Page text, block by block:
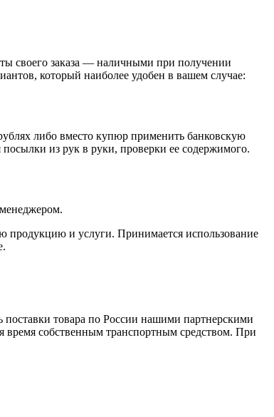
своего заказа — наличными при получении
который наиболее удобен в вашем случае:
либо вместо купюр применить банковскую
посылки из рук в руки, проверки ее содержимого.
продукцию и услуги. Принимается использование
товара по России нашими партнерскими
время собственным транспортным средством. При